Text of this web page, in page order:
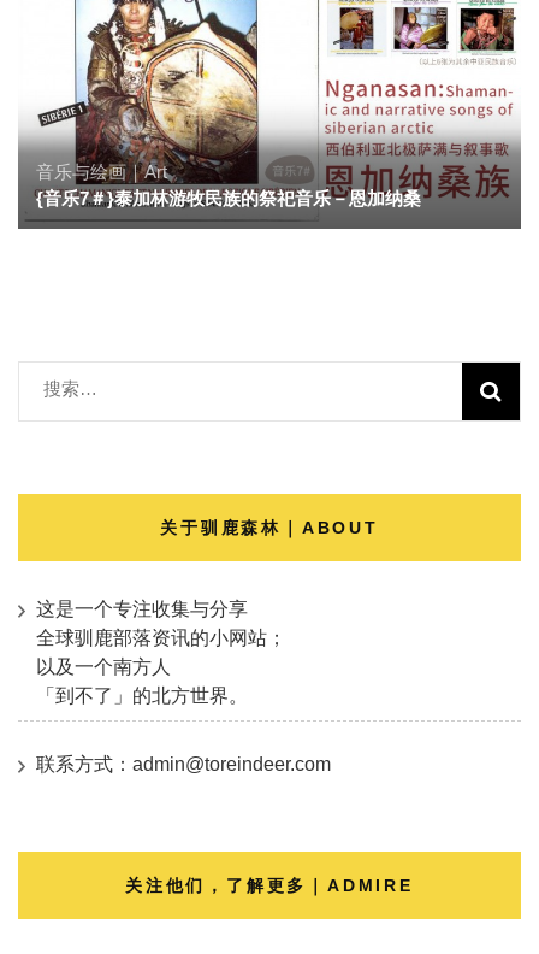
音乐与绘画｜Art
{音乐7＃}泰加林游牧民族的祭祀音乐－恩加纳桑
搜
索：
关于驯鹿森林｜ABOUT
这是一个专注收集与分享
全球驯鹿部落资讯的小网站；
以及一个南方人
「到不了」的北方世界。
联系方式：admin@toreindeer.com
关注他们，了解更多｜ADMIRE